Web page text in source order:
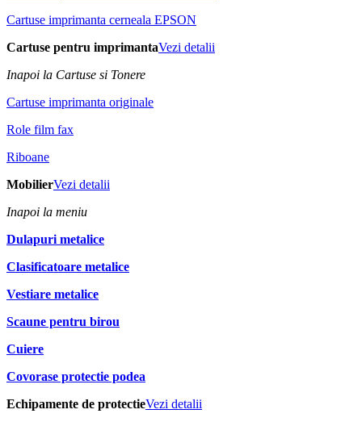
Cartuse imprimanta cerneala EPSON
Cartuse pentru imprimantaVezi detalii
Inapoi la Cartuse si Tonere
Cartuse imprimanta originale
Role film fax
Riboane
MobilierVezi detalii
Inapoi la meniu
Dulapuri metalice
Clasificatoare metalice
Vestiare metalice
Scaune pentru birou
Cuiere
Covorase protectie podea
Echipamente de protectieVezi detalii